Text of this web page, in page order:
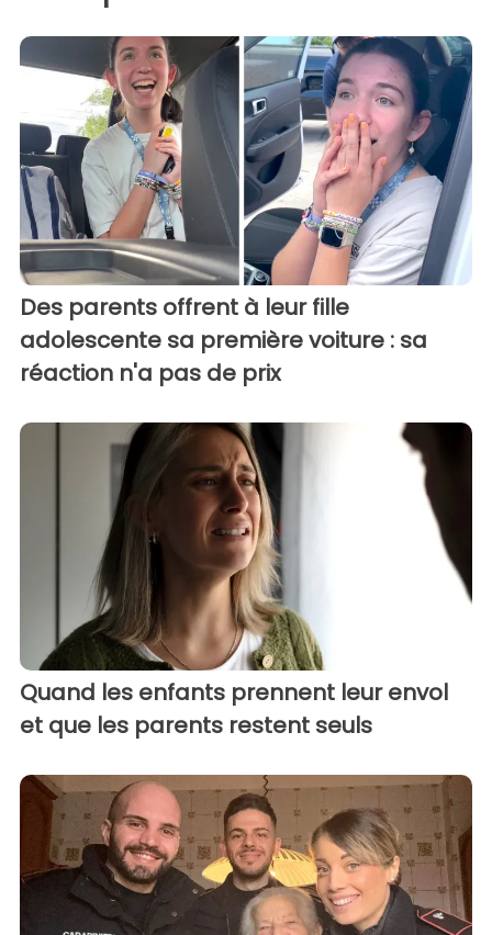
Des parents offrent à leur fille
adolescente sa première voiture : sa
réaction n'a pas de prix
Quand les enfants prennent leur envol
et que les parents restent seuls